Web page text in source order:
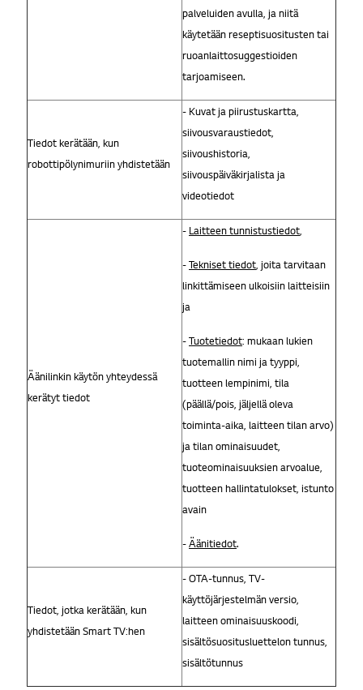
palveluiden avulla, ja niitä
käytetään reseptisuositusten tai
ruoanlaittosuggestioiden
tarjoamiseen.
Tiedot kerätään, kun
robottipölynimuriin yhdistetään
- Kuvat ja piirustuskartta,
siivousvaraustiedot,
siivoushistoria,
siivouspäiväkirjalista ja
videotiedot
Äänilinkin käytön yhteydessä
kerätyt tiedot
- Laitteen tunnistustiedot,
-Tekniset tiedot, joita tarvitaan
linkittämiseen ulkoisiin laitteisiin
ja
-Tuotetiedot: mukaan lukien
tuotemallin nimi ja tyyppi,
tuotteen lempinimi, tila
(päällä/pois, jäljellä oleva
toiminta-aika, laitteen tilan arvo)
ja tilan ominaisuudet,
tuoteominaisuuksien arvoalue,
tuotteen hallintatulokset, istunto
avain
-Äänitiedot.
Tiedot, jotka kerätään, kun
yhdistetään Smart TV:hen
- OTA-tunnus, TV-
käyttöjärjestelmän versio,
laitteen ominaisuuskoodi,
sisältösuositusluettelon tunnus,
sisältötunnus